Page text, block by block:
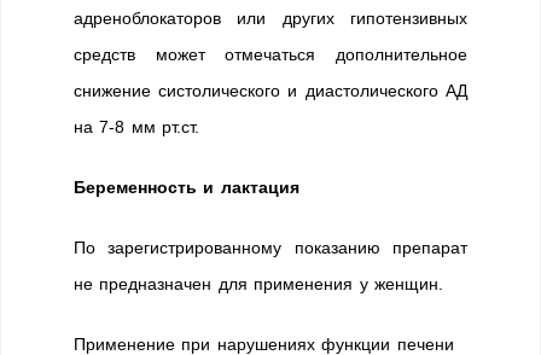
адреноблокаторов или других гипотензивных
средств может отмечаться дополнительное
снижение систолического и диастолического АД
на 7-8 мм рт.ст.
Беременность и лактация
По зарегистрированному показанию препарат
не предназначен для применения у женщин.
Применение при нарушениях функции печени